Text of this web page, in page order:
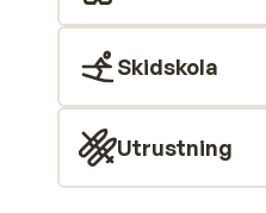
Skidskola
Utrustning